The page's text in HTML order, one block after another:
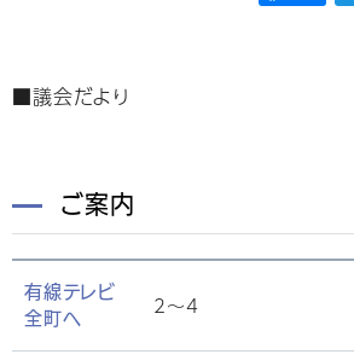
■議会だより
ご案内
有線テレビ
全町へ
2〜4